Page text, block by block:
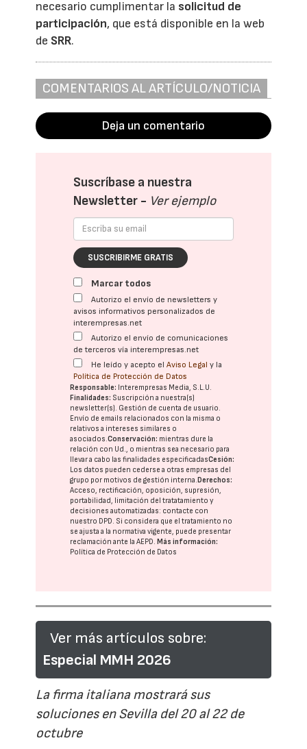
necesario cumplimentar la solicitud de
participación, que está disponible en la web
de SRR.
COMENTARIOS AL ARTÍCULO/NOTICIA
Deja un comentario
Suscríbase a nuestra
Newsletter - Ver ejemplo
SUSCRIBIRME GRATIS
Marcar todos
Autorizo el envío de newsletters y
avisos informativos personalizados de
interempresas.net
Autorizo el envío de comunicaciones
de terceros vía interempresas.net
He leído y acepto elAviso Legal y la
Política de Protección de Datos
Responsable: Interempresas Media, S.L.U.
Finalidades: Suscripción a nuestra(s)
newsletter(s). Gestión de cuenta de usuario.
Envío de emails relacionados con la misma o
relativos a intereses similares o
asociados.Conservación: mientras dure la
relación con Ud., o mientras sea necesario para
llevar a cabo las finalidades especificadasCesión:
Los datos pueden cederse a otras empresas del
grupo por motivos de gestión interna.Derechos:
Acceso, rectificación, oposición, supresión,
portabilidad, limitación del tratatamiento y
decisiones automatizadas: contacte con
nuestro DPD . Si considera que el tratamiento no
se ajusta a la normativa vigente, puede presentar
reclamación ante laAEPD .Más información:
Política de Protección de Datos
Ver más artículos sobre:
Especial MMH 2026
La firma italiana mostrará sus
soluciones en Sevilla del 20 al 22 de
octubre